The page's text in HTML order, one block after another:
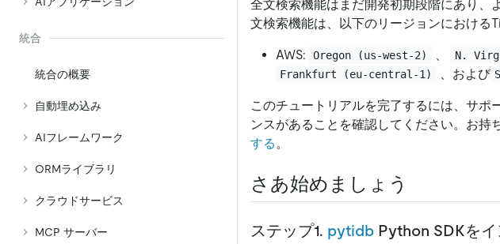
統合
統合の概要
自動埋め込み
AIフレームワーク
ORMライブラリ
クラウドサービス
MCP サーバー
全文検索機能はまだ開発初期段階にあり、
文検索機能は、以下のリージョンにおける
AWS: Oregon (us-west-2) 、 N.
Frankfurt (eu-central-1) 、および
このチュートリアルを完了するには、サ
ンスがあることを確認してください。お持
する。
さあ始めましょう
ステップ1. pytidb Python SDKを